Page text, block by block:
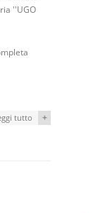
''UGO
tutto +